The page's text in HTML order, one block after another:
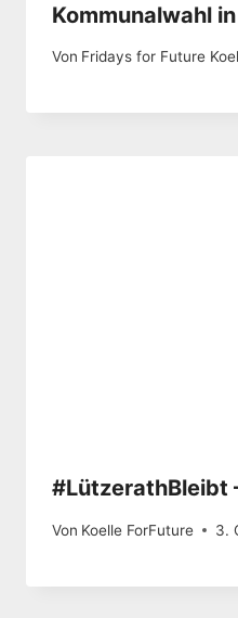
Kommunalwahl
Von Fridays for Future
#LützerathBleibt
Von Koelle ForFuture 3.